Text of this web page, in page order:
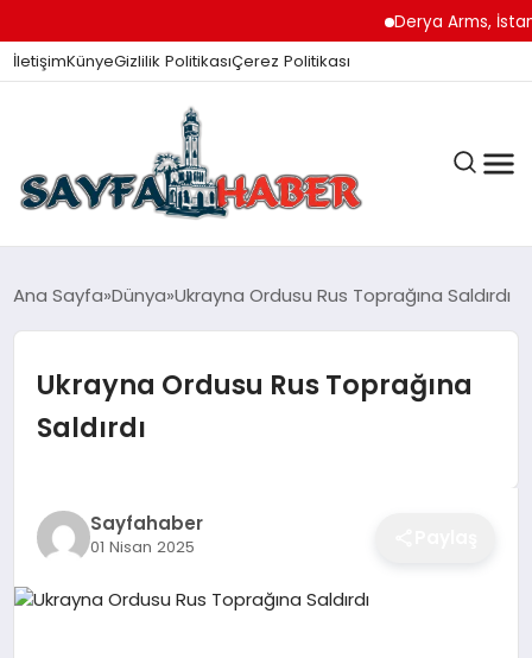
Derya Arms,
İletişimKünyeGizlilik PolitikasıÇerez Politikası
ANA SAYFA
GÜNDEM
EĞITIM
Ana Sayfa Dünya Ukrayna Ordusu Rus Toprağına Saldırdı
Ukrayna Ordusu Rus Toprağına
Saldırdı
Sayfahaber
01 Nisan 2025